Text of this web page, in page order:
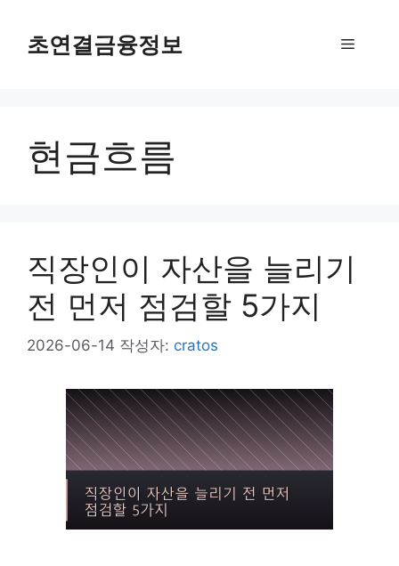
초연결금융정보 메
현금흐름
직장인이 자산을 늘리기
전 먼저 점검할 5가지
2026-06-14 작성자: cratos